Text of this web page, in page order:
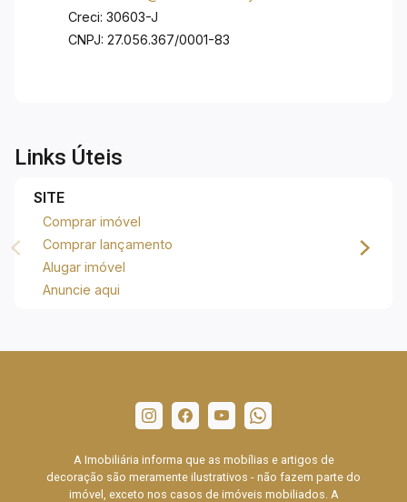
Creci: 30603-J
CNPJ: 27.056.367/0001-83
Links Úteis
SITE
Comprar imóvel
Comprar lançamento
Alugar imóvel
Anuncie aqui
A Imobiliária informa que as mobílias e artigos de
decoração são meramente ilustrativos - não fazem parte do
imóvel, exceto nos casos de imóveis mobiliados. A